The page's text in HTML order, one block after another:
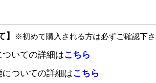
】 ※初めて購入される方は必ずご確認下さ
いての詳細はこちら
ついての詳細はこちら